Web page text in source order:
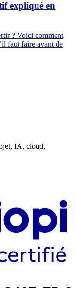
expliqué en
? Voici comment
faut faire avant de
IA, cloud,